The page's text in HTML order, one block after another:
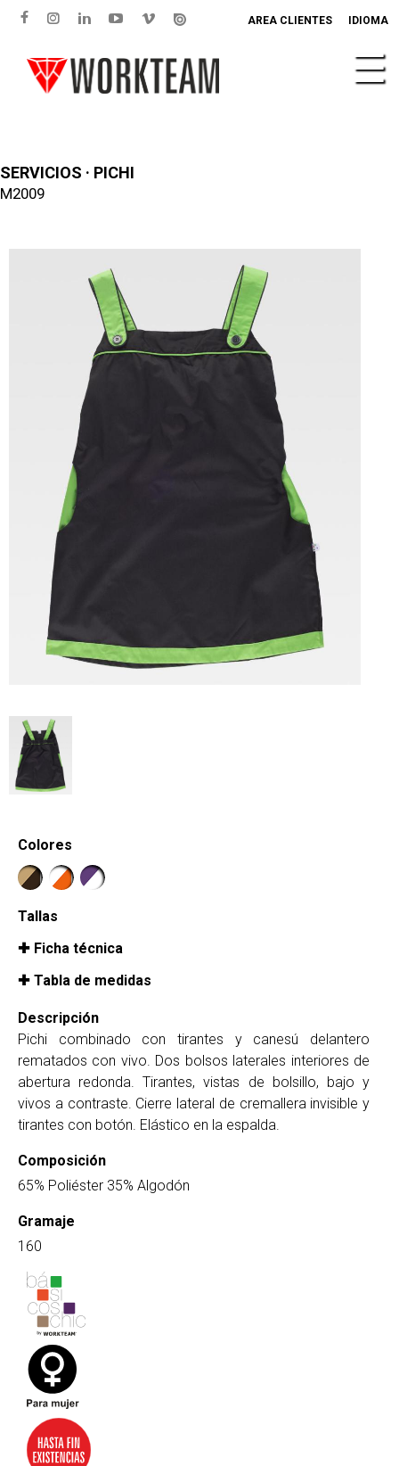
AREA CLIENTES IDIOMA
SERVICIOS · PICHI
M2009
Colores
Tallas
Ficha técnica
Tabla de medidas
Descripción
Pichi combinado con tirantes y canesú delantero
rematados con vivo. Dos bolsos laterales interiores de
abertura redonda. Tirantes, vistas de bolsillo, bajo y
vivos a contraste. Cierre lateral de cremallera invisible y
tirantes con botón. Elástico en la espalda.
Composición
65% Poliéster 35% Algodón
Gramaje
160